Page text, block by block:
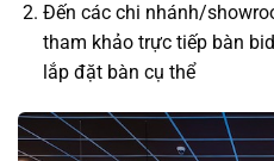
Đến các chi nhánh/
tham khảo trực tiếp bàn
lắp đặt bàn cụ thể